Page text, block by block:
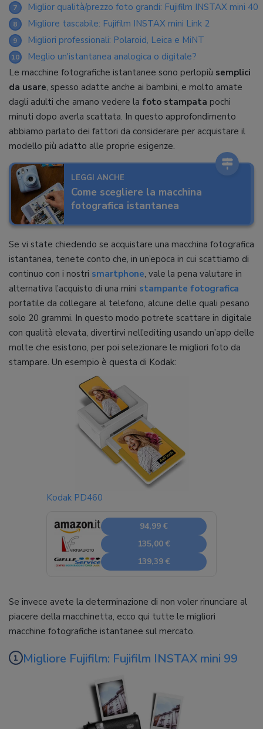
7 Miglior qualità/prezzo foto grandi: Fujifilm INSTAX mini 40
8 Migliore tascabile: Fujifilm INSTAX mini Link 2
9 Migliori professionali: Polaroid, Leica e MiNT
10
Meglio un'istantanea analogica o digitale?
Le macchine fotografiche istantanee sono perlopiù semplici
da usare, spesso adatte anche ai bambini, e molto amate
dagli adulti che amano vedere la foto stampata pochi
minuti dopo averla scattata. In questo approfondimento
abbiamo parlato dei fattori da considerare per acquistare il
modello più adatto alle proprie esigenze.
LEGGI ANCHE
Come scegliere la macchina
fotografica istantanea
Se vi state chiedendo se acquistare una macchina fotografica
istantanea, tenete conto che, in un’epoca in cui scattiamo di
continuo con i nostri smartphone, vale la pena valutare in
alternativa l’acquisto di una mini stampante fotografica
portatile da collegare al telefono, alcune delle quali pesano
solo 20 grammi. In questo modo potrete scattare in digitale
con qualità elevata, divertirvi nell’editing usando un’app delle
molte che esistono, per poi selezionare le migliori foto da
stampare. Un esempio è questa di Kodak:
Kodak PD460
94,99 €
135,00 €
139,39 €
Se invece avete la determinazione di non voler rinunciare al
piacere della macchinetta, ecco qui tutte le migliori
macchine fotografiche istantanee sul mercato.
Migliore Fujifilm: Fujifilm INSTAX mini 99